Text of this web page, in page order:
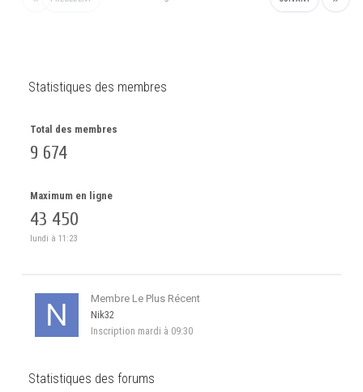
Statistiques des membres
Total des membres
9 674
Maximum en ligne
43 450
lundi à 11:23
Membre Le Plus Récent
Nik32
Inscription mardi à 09:30
Statistiques des forums